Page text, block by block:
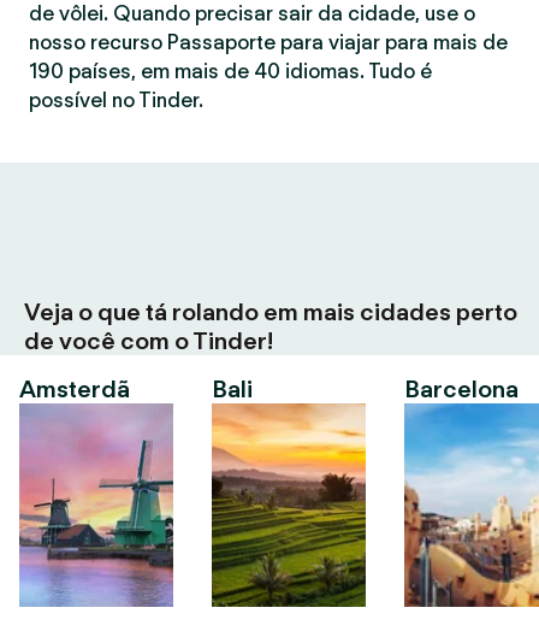
de vôlei. Quando precisar sair da cidade, use o
nosso recurso Passaporte para viajar para mais de
190 países, em mais de 40 idiomas. Tudo é
possível no Tinder.
Veja o que tá rolando em mais cidades perto
de você com o Tinder!
Amsterdã
Bali Barcelona